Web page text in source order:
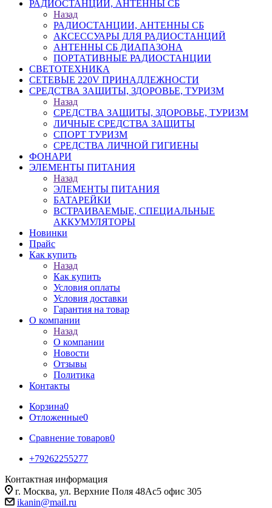
РАДИОСТАНЦИИ, АНТЕННЫ CБ
Назад
РАДИОСТАНЦИИ, АНТЕННЫ CБ
АКСЕССУАРЫ ДЛЯ РАДИОСТАНЦИЙ
АНТЕННЫ CБ ДИАПАЗОНА
ПОРТАТИВНЫЕ РАДИОСТАНЦИИ
СВЕТОТЕХНИКА
СЕТЕВЫЕ 220V ПРИНАДЛЕЖНОСТИ
СРЕДСТВА ЗАЩИТЫ, ЗДОРОВЬЕ, ТУРИЗМ
Назад
СРЕДСТВА ЗАЩИТЫ, ЗДОРОВЬЕ, ТУРИЗМ
ЛИЧНЫЕ СРЕДСТВА ЗАЩИТЫ
СПОРТ ТУРИЗМ
СРЕДСТВА ЛИЧНОЙ ГИГИЕНЫ
ФОНАРИ
ЭЛЕМЕНТЫ ПИТАНИЯ
Назад
ЭЛЕМЕНТЫ ПИТАНИЯ
БАТАРЕЙКИ
ВСТРАИВАЕМЫЕ, СПЕЦИАЛЬНЫЕ
АККУМУЛЯТОРЫ
Новинки
Прайс
Как купить
Назад
Как купить
Условия оплаты
Условия доставки
Гарантия на товар
О компании
Назад
О компании
Новости
Отзывы
Политика
Контакты
Корзина0
Отложенные0
Сравнение товаров0
+79262255277
Контактная информация
г. Москва, ул. Верхние Поля 48Ас5 офис 305
ikanin@mail.ru